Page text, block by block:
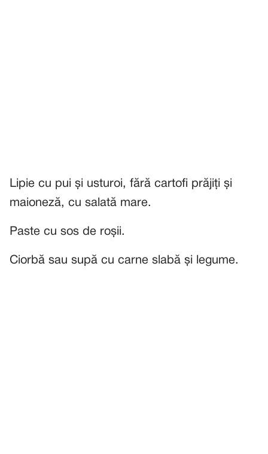
Lipie cu pui și usturoi, fără cartofi prăjiți și
maioneză, cu salată mare.
Paste cu sos de roșii.
Ciorbă sau supă cu carne slabă și legume.